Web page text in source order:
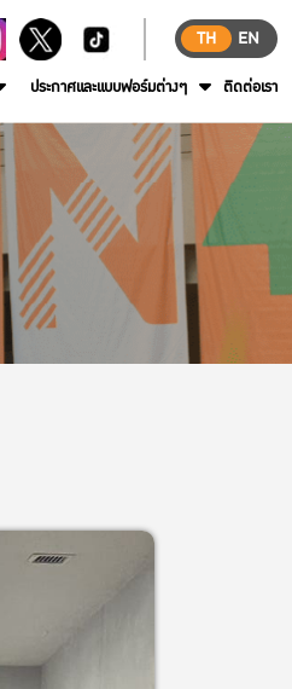
TH
EN
ประกาศและแบบฟอร์มต่างๆ ติดต่อเรา